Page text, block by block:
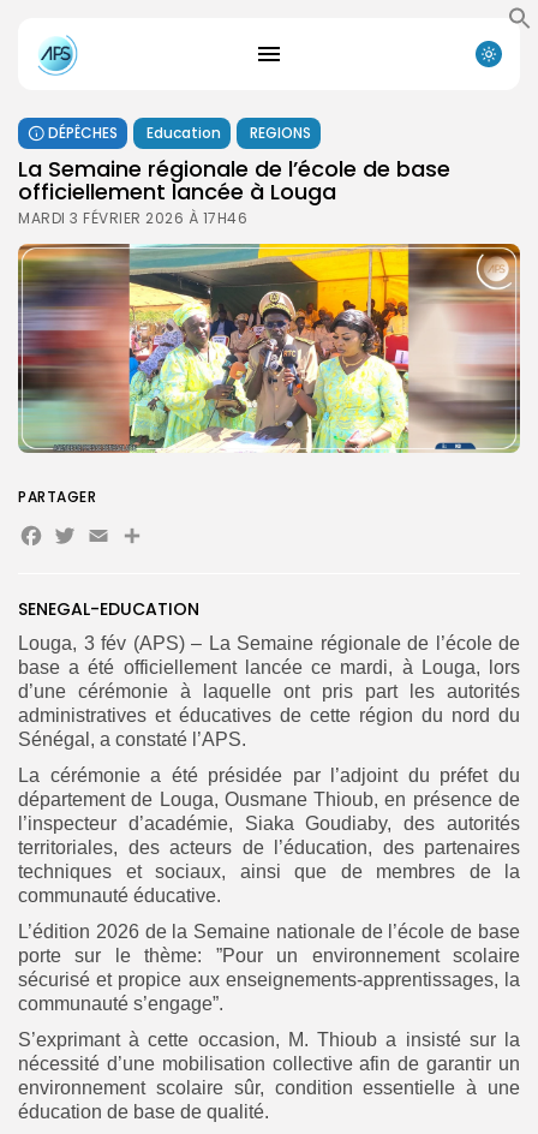
Search
for:
Search
Button
FR
DÉPÊCHES Education REGIONS
La Semaine régionale de l’école de base
officiellement lancée à Louga
MARDI 3 FÉVRIER 2026 À 17H46
SENEGAL-EDUCATION
Louga, 3 fév (APS) – La Semaine régionale de l’école de
base a été officiellement lancée ce mardi, à Louga, lors
d’une cérémonie à laquelle ont pris part les autorités
administratives et éducatives de cette région du nord du
Sénégal, a constaté l’APS.
La cérémonie a été présidée par l’adjoint du préfet du
département de Louga, Ousmane Thioub, en présence de
l’inspecteur d’académie, Siaka Goudiaby, des autorités
territoriales, des acteurs de l’éducation, des partenaires
techniques et sociaux, ainsi que de membres de la
communauté éducative.
L’édition 2026 de la Semaine nationale de l’école de base
porte sur le thème: ”Pour un environnement scolaire
sécurisé et propice aux enseignements-apprentissages, la
communauté s’engage”.
S’exprimant à cette occasion, M. Thioub a insisté sur la
nécessité d’une mobilisation collective afin de garantir un
environnement scolaire sûr, condition essentielle à une
éducation de base de qualité.
PARTAGER
Facebook
Twitter
EmailPartager